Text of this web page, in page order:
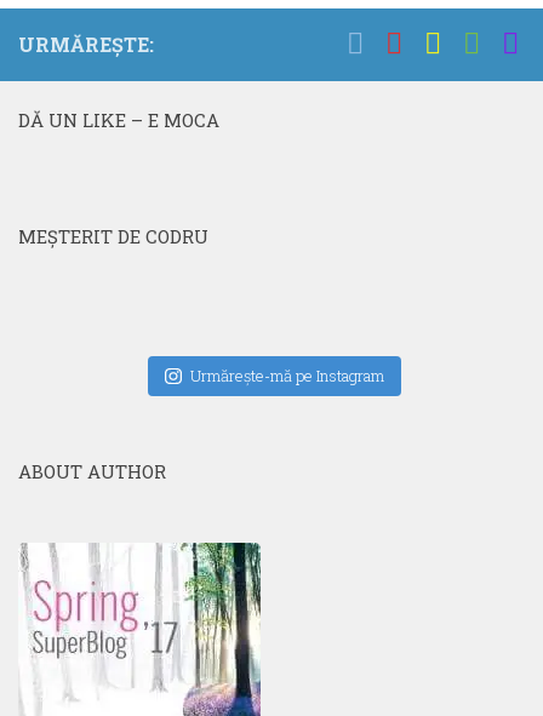
URMĂREȘTE:
DĂ UN LIKE – E MOCA
MEŞTERIT DE CODRU
Urmăreşte-mă pe Instagram
ABOUT AUTHOR